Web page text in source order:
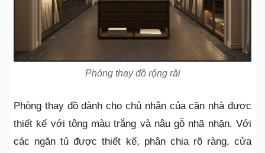
Phòng thay đồ rộng rãi
Phòng thay đồ dành cho chủ nhân của căn nhà được
thiết kế với tông màu trắng và nâu gỗ nhã nhặn. Với
các ngăn tủ được thiết kế, phân chia rõ ràng, cửa